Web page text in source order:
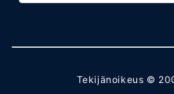
Tekijänoikeus ©